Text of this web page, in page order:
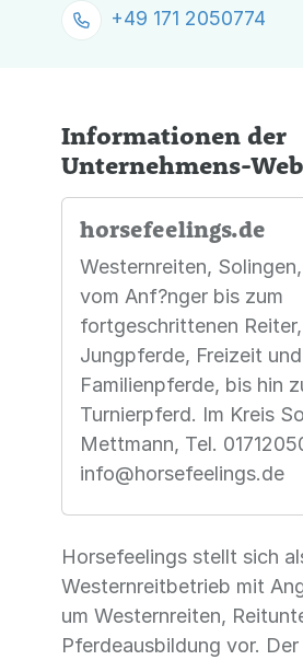
+49 171 2050774
Informationen der
Unternehmens-
horsefeelings.de
Westernreiten,
vom Anf?nger bis zum
fortgeschrittenen
Jungpferde, Freizeit und
Familienpferde, bis hin
Turnierpferd. Im Kreis
Mettmann, Tel.
info@horsefeelings.de
Horsefeelings stellt sich
Westernreitbetrieb mit
um Westernreiten,
Pferdeausbildung vor.